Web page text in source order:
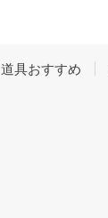
道具おすすめ